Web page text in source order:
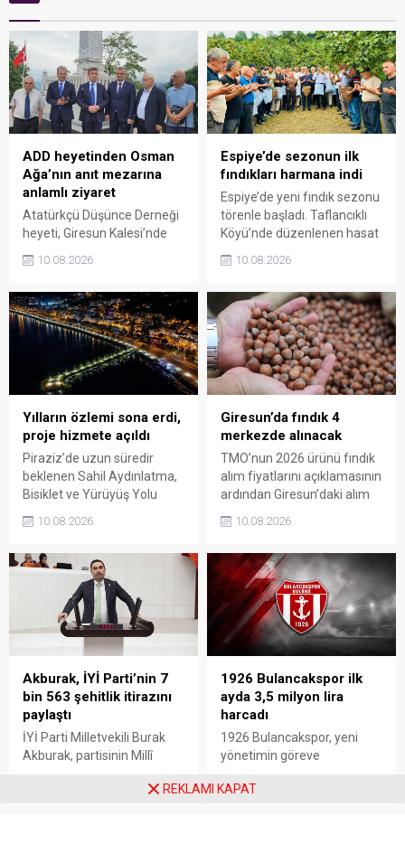
ADD heyetinden Osman
Ağa’nın anıt mezarına
anlamlı ziyaret
Atatürkçü Düşünce Derneği
heyeti, Giresun Kalesi’nde
bulunan Topal Osman
Ağa’nın anıt mezarını
47. Gönüllü Giresun
Alaylarının Millî Mücadele’de
üstlendiği kritik rol ve
Giresun’un bağımsızlık
uğruna ödediği ağır bedel bir
kez daha gündeme taşındı.
10.08.2026
Espiye’de sezonun ilk
fındıkları harmana indi
Espiye’de yeni fındık sezonu
törenle başladı. Taflancıklı
Köyü’nde düzenlenen hasat
programında üreticiler
bahçeye girerken, sezonun
horon eşliğinde toplanarak
harmana döküldü.
10.08.2026
Yılların özlemi sona erdi,
proje hizmete açıldı
Piraziz’de uzun süredir
beklenen Sahil Aydınlatma,
Bisiklet ve Yürüyüş Yolu
Projesi törenle hizmete
açıldı. Yoğun katılımla
şeridine yeni bir kimlik
kazandıran projenin ilçenin
sosyal yaşamına önemli
katkı sağlaması bekleniyor.
10.08.2026
Giresun’da fındık 4
merkezde alınacak
TMO’nun 2026 ürünü fındık
alım fiyatlarını açıklamasının
ardından Giresun’daki alım
merkezleri de belli oldu.
Üreticiler, 17 Ağustos’ta
üzerinden gün alarak 24
Ağustos’tan itibaren
ürünlerini teslim edebilecek.
10.08.2026
Akburak, İYİ Parti’nin 7
bin 563 şehitlik itirazını
paylaştı
İYİ Parti Milletvekili Burak
Akburak, partisinin Millî
1926 Bulancakspor ilk
ayda 3,5 milyon lira
harcadı
1926 Bulancakspor, yeni
yönetimin göreve
yürütülen çalışmaların bir
10.08.2026
REKLAMI KAPAT